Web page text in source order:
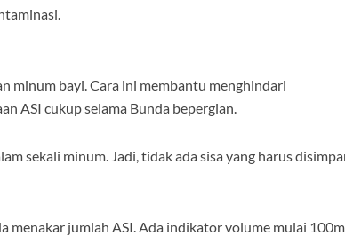
minum bayi. Cara ini membantu menghindari
ASI cukup selama Bunda bepergian.
sekali minum. Jadi, tidak ada sisa yang harus
menakar jumlah ASI. Ada indikator volume mulai